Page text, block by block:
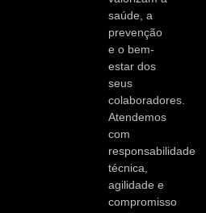
saúde, a
prevenção
e o bem-
estar dos
seus
colaboradores.
Atendemos
com
responsabilidade
técnica,
agilidade e
compromisso